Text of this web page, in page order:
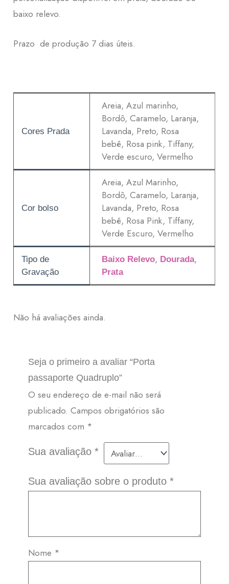
baixo relevo.
Prazo de produção 7 dias úteis.
Cores Prada
Areia, Azul marinho,
Bordô, Caramelo, Laranja,
Lavanda, Preto, Rosa
bebê, Rosa pink, Tiffany,
Verde escuro, Vermelho
Cor bolso
Areia, Azul Marinho,
Bordô, Caramelo, Laranja,
Lavanda, Preto, Rosa
bebê, Rosa Pink, Tiffany,
Verde Escuro, Vermelho
Tipo de
Gravação
Baixo Relevo, Dourada,
Prata
Não há avaliações ainda.
Seja o primeiro a avaliar “Porta
passaporte Quadruplo”
O seu endereço de e-mail não será
publicado. Campos obrigatórios são
marcados com *
Sua avaliação *
Sua avaliação sobre o produto *
Nome *